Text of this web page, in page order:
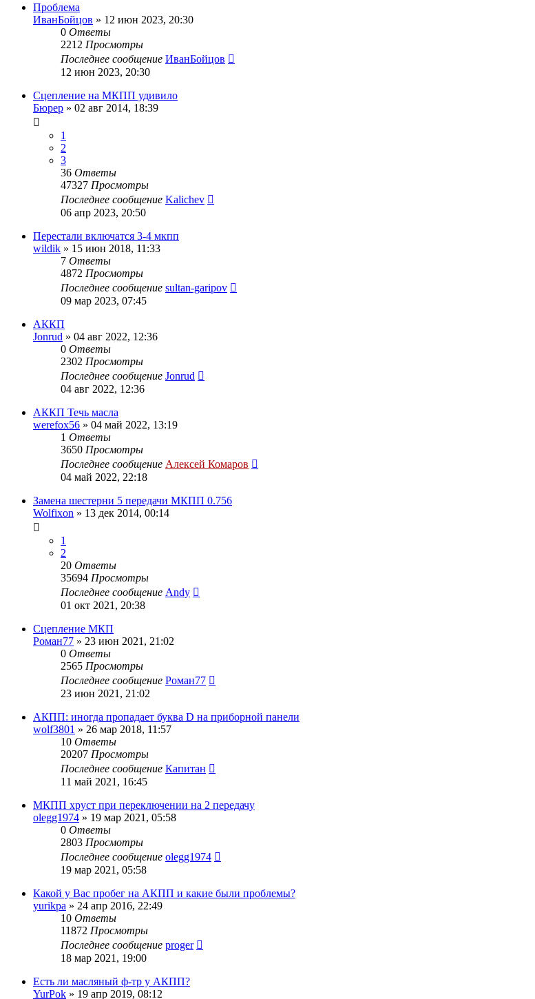
Проблема
ИванБойцов » 12 июн 2023, 20:30
0 Ответы
2212 Просмотры
Последнее сообщение ИванБойцов
12 июн 2023, 20:30
Сцепление на МКПП удивило
Бюрер » 02 авг 2014, 18:39
1
2
3
36 Ответы
47327 Просмотры
Последнее сообщение Kalichev
06 апр 2023, 20:50
Перестали включатся 3-4 мкпп
wildik » 15 июн 2018, 11:33
7 Ответы
4872 Просмотры
Последнее сообщение sultan-garipov
09 мар 2023, 07:45
АККП
Jonrud » 04 авг 2022, 12:36
0 Ответы
2302 Просмотры
Последнее сообщение Jonrud
04 авг 2022, 12:36
АККП Течь масла
werefox56 » 04 май 2022, 13:19
1 Ответы
3650 Просмотры
Последнее сообщение Алексей Комаров
04 май 2022, 22:18
Замена шестерни 5 передачи МКПП 0.756
Wolfixon » 13 дек 2014, 00:14
1
2
20 Ответы
35694 Просмотры
Последнее сообщение Andy
01 окт 2021, 20:38
Сцепление МКП
Роман77 » 23 июн 2021, 21:02
0 Ответы
2565 Просмотры
Последнее сообщение Роман77
23 июн 2021, 21:02
АКПП: иногда пропадает буква D на приборной панели
wolf3801 » 26 мар 2018, 11:57
10 Ответы
20207 Просмотры
Последнее сообщение Капитан
11 май 2021, 16:45
МКПП хруст при переключении на 2 передачу
olegg1974 » 19 мар 2021, 05:58
0 Ответы
2803 Просмотры
Последнее сообщение olegg1974
19 мар 2021, 05:58
Какой у Вас пробег на АКПП и какие были проблемы?
yurikpa » 24 апр 2016, 22:49
10 Ответы
11872 Просмотры
Последнее сообщение proger
18 мар 2021, 19:00
Есть ли масляный ф-тр у АКПП?
YurPok » 19 апр 2019, 08:12